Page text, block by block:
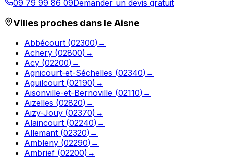
09 79 99 86 09 Demander un devis gratuit
Villes proches dans leAisne
Abbécourt (02300) →
Achery (02800) →
Acy (02200) →
Agnicourt-et-Séchelles (02340) →
Aguilcourt (02190) →
Aisonville-et-Bernoville (02110) →
Aizelles (02820) →
Aizy-Jouy (02370) →
Alaincourt (02240) →
Allemant (02320) →
Ambleny (02290) →
Ambrief (02200) →